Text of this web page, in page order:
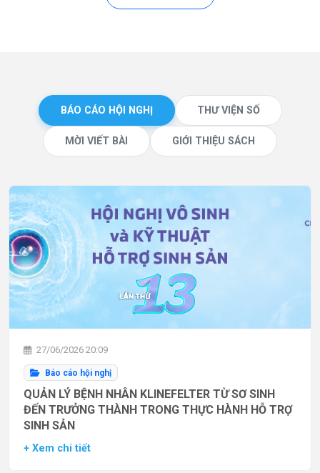
BÁO CÁO HỘI NGHỊ THƯ VIỆN SỐ
MỜI VIẾT BÀI GIỚI THIỆU SÁCH
27/06/2026 20:09
Báo cáo hội nghị
QUẢN LÝ BỆNH NHÂN KLINEFELTER TỪ SƠ SINH
ĐẾN TRƯỞNG THÀNH TRONG THỰC HÀNH HỖ TRỢ
SINH SẢN
+ Xem chi tiết